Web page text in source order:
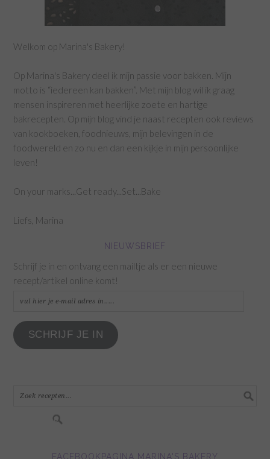
Welkom op Marina's Bakery!
Op Marina's Bakery deel ik mijn passie voor bakken. Mijn
motto is “iedereen kan bakken”. Met mijn blog wil ik graag
mensen inspireren met heerlijke zoete en hartige
bakrecepten. Op mijn blog vind je naast recepten ook reviews
van kookboeken, foodnieuws, mijn belevingen in de
foodwereld en zo nu en dan een kijkje in mijn persoonlijke
leven!
On your marks...Get ready...Set...Bake
Liefs, Marina
NIEUWSBRIEF
Schrijf je in en ontvang een mailtje als er een nieuwe
recept/artikel online komt!
vul
je
e-
SCHRIJF JE IN
FACEBOOKPAGINA MARINA'S BAKERY